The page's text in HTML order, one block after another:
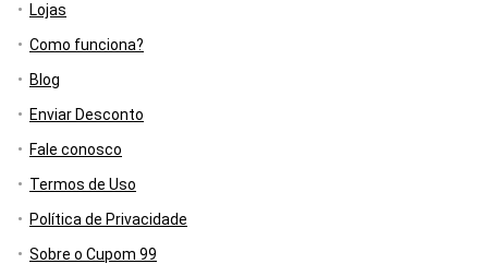
Lojas
Como funciona?
Blog
Enviar Desconto
Fale conosco
Termos de Uso
Política de Privacidade
Sobre o Cupom 99